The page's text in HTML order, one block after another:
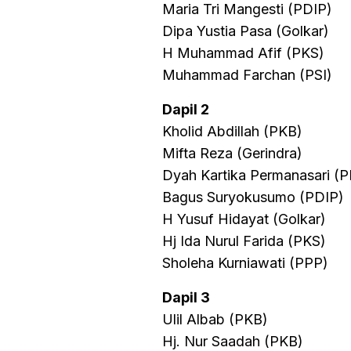
Maria Tri Mangesti (PDIP)
Dipa Yustia Pasa (Golkar)
H Muhammad Afif (PKS)
Muhammad Farchan (PSI)
Dapil 2
Kholid Abdillah (PKB)
Mifta Reza (Gerindra)
Dyah Kartika Permanasari
Bagus Suryokusumo (PDIP)
H Yusuf Hidayat (Golkar)
Hj Ida Nurul Farida (PKS)
Sholeha Kurniawati (PPP)
Dapil 3
Ulil Albab (PKB)
Hj. Nur Saadah (PKB)